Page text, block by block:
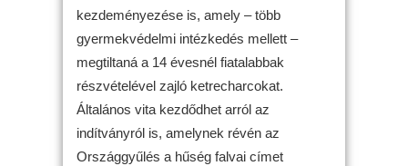
kezdeményezése is, amely – több
gyermekvédelmi intézkedés mellett –
megtiltaná a 14 évesnél fiatalabbak
részvételével zajló ketrecharcokat.
Általános vita kezdődhet arról az
indítványról is, amelynek révén az
Országgyűlés a hűség falvai címet